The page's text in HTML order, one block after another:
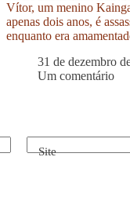
Vítor, um menino
apenas dois anos, é
enquanto era
31 de dezembro
Um comentário
Site